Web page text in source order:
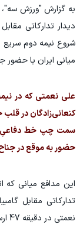
به گزارش "ورزش سه"،
دیدار تدارکاتی
شروع نیمه دوم سریع
میانی ایران با
علی نعمتی که در
کنعانی‌زادگان در
سمت چپ خط دفاعیِ
حضور به موقع در
این مدافع میانی که
تدارکاتی مقابل